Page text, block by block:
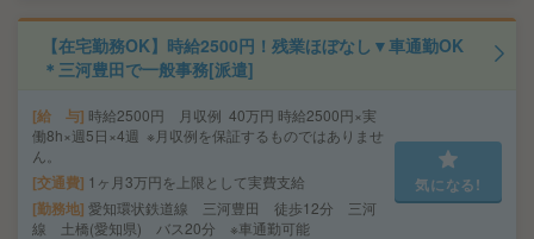
【在宅勤務OK】時給2500円！残業ほぼなし▼車通勤OK
＊三河豊田で一般事務[派遣]
給 与 時給2500円 月収例 40万円 時給2500円×実
働8h×週5日×4週 ※月収例を保証するものではありませ
ん。
交通費 1ヶ月3万円を上限として実費支給
勤務地 愛知環状鉄道線 三河豊田 徒歩12分 三河
線 土橋(愛知県) バス20分 ※車通勤可能
気になる!